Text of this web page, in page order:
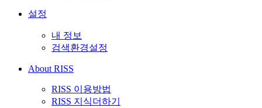
설정
내 정보
검색환경설정
About RISS
RISS 이용방법
RISS 지식더하기